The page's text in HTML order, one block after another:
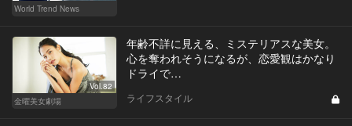
World Trend News
Vol.82
金曜美女劇場
年齢不詳に見える、ミステリアスな美女。
心を奪われそうになるが、恋愛観はかなり
ドライで…
ライフスタイル